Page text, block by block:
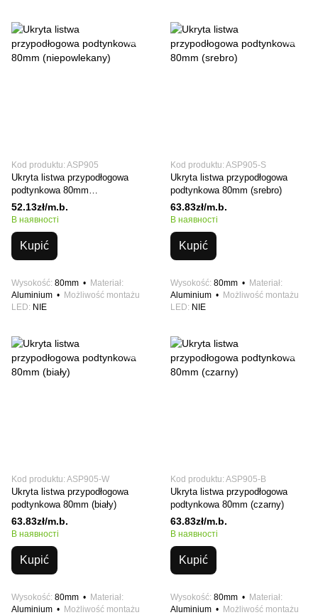
Kod produktu: ASP905
Ukryta listwa przypodłogowa
podtynkowa 80mm
(niepowlekany)
52.13zł/m.b.
В наявності
Kupić
Wysokość 80mm
Materiał
Aluminium
Możliwość montażu
LED NIE
Kod produktu: ASP905-S
Ukryta listwa przypodłogowa
podtynkowa 80mm (srebro)
63.83zł/m.b.
В наявності
Kupić
Wysokość 80mm
Materiał
Aluminium
Możliwość montażu
LED NIE
Kod produktu: ASP905-W
Ukryta listwa przypodłogowa
podtynkowa 80mm (biały)
63.83zł/m.b.
В наявності
Kupić
Wysokość 80mm
Materiał
Aluminium
Możliwość montażu
Kod produktu: ASP905-B
Ukryta listwa przypodłogowa
podtynkowa 80mm (czarny)
63.83zł/m.b.
В наявності
Kupić
Wysokość 80mm
Materiał
Aluminium
Możliwość montażu